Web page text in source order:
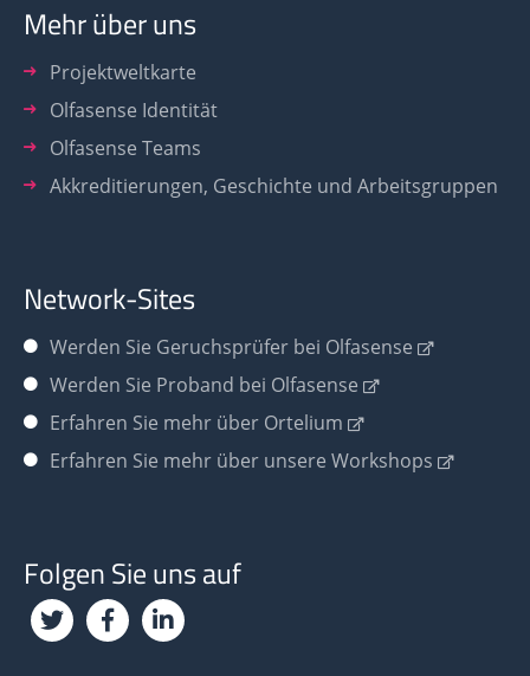
Mehr über uns
Projektweltkarte
Olfasense Identität
Olfasense Teams
Akkreditierungen, Geschichte und Arbeitsgruppen
Network-Sites
Werden Sie Geruchsprüfer bei Olfasense
Werden Sie Proband bei Olfasense
Erfahren Sie mehr über Ortelium
Erfahren Sie mehr über unsere Workshops
Folgen Sie uns auf